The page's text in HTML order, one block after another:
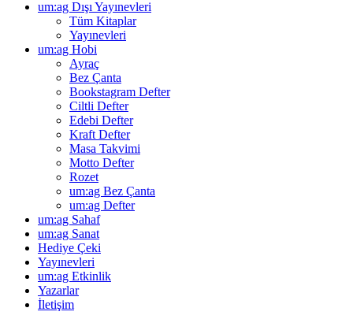
um:ag Dışı Yayınevleri
Tüm Kitaplar
Yayınevleri
um:ag Hobi
Ayraç
Bez Çanta
Bookstagram Defter
Ciltli Defter
Edebi Defter
Kraft Defter
Masa Takvimi
Motto Defter
Rozet
um:ag Bez Çanta
um:ag Defter
um:ag Sahaf
um:ag Sanat
Hediye Çeki
Yayınevleri
um:ag Etkinlik
Yazarlar
İletişim